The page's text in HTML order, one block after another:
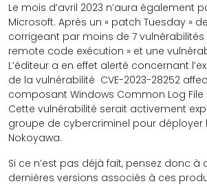
Le mois d’avril 2023 n’aura également
Microsoft. Après un « patch Tuesday »
corrigeant par moins de 7
remote code exécution » et une
L’éditeur a en effet alerté concernant
de la vulnérabilité CVE-2023-28252
composant Windows Common Log File
Cette vulnérabilité serait activement
groupe de cybercriminel pour déployer
Nokoyawa.
Si ce n’est pas déjà fait, pensez donc à
dernières versions associés à ces